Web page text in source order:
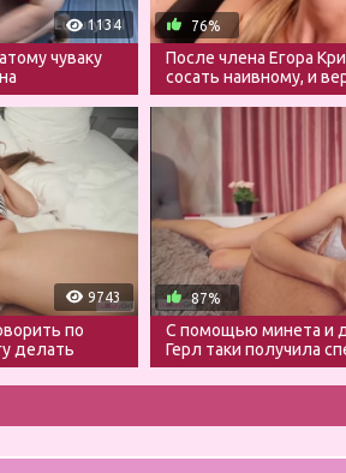
1134
чуваку
76%
После члена Егора
сосать наивному, и
9743
по
делать
87%
С помощью минета и
Герл таки получила